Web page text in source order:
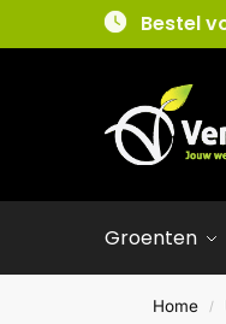
Bestel
Groenten
Home /